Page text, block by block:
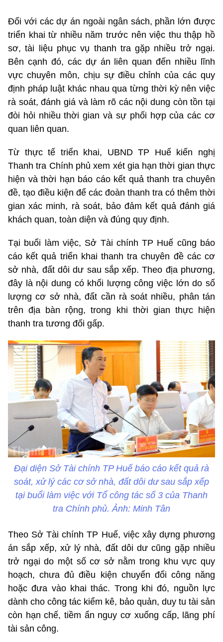
Đối với các dự án ngoài ngân sách, phần lớn được
triển khai từ nhiều năm trước nên việc thu thập hồ
sơ, tài liệu phục vụ thanh tra gặp nhiều trở ngại.
Bên cạnh đó, các dự án liên quan đến nhiều lĩnh
vực chuyên môn, chịu sự điều chỉnh của các quy
định pháp luật khác nhau qua từng thời kỳ nên việc
rà soát, đánh giá và làm rõ các nội dung còn tồn tại
đòi hỏi nhiều thời gian và sự phối hợp của các cơ
quan liên quan.
Từ thực tế triển khai, UBND TP Huế kiến nghị
Thanh tra Chính phủ xem xét gia hạn thời gian thực
hiện và thời hạn báo cáo kết quả thanh tra chuyên
đề, tạo điều kiện để các đoàn thanh tra có thêm thời
gian xác minh, rà soát, bảo đảm kết quả đánh giá
khách quan, toàn diện và đúng quy định.
Tại buổi làm việc, Sở Tài chính TP Huế cũng báo
cáo kết quả triển khai thanh tra chuyên đề các cơ
sở nhà, đất dôi dư sau sắp xếp. Theo địa phương,
đây là nội dung có khối lượng công việc lớn do số
lượng cơ sở nhà, đất cần rà soát nhiều, phân tán
trên địa bàn rộng, trong khi thời gian thực hiện
thanh tra tương đối gấp.
Đại diện Sở Tài chính TP Huế báo cáo kết quả rà
soát, xử lý các cơ sở nhà, đất dôi dư sau sắp xếp
tại buổi làm việc với Tổ công tác số 3 của Thanh
tra Chính phủ. Ảnh: Minh Tân
Theo Sở Tài chính TP Huế, việc xây dựng phương
án sắp xếp, xử lý nhà, đất dôi dư cũng gặp nhiều
trở ngại do một số cơ sở nằm trong khu vực quy
hoạch, chưa đủ điều kiện chuyển đổi công năng
hoặc đưa vào khai thác. Trong khi đó, nguồn lực
dành cho công tác kiểm kê, bảo quản, duy tu tài sản
còn hạn chế, tiềm ẩn nguy cơ xuống cấp, lãng phí
tài sản công.